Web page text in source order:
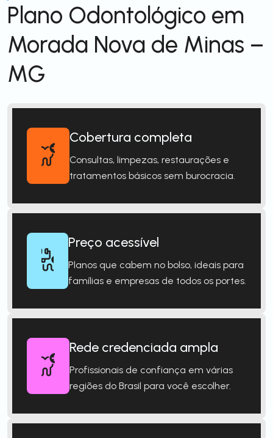
Plano Odontológico em
Morada Nova de Minas –
MG
Cobertura completa
Consultas, limpezas, restaurações e
tratamentos básicos sem burocracia.
Preço acessível
Planos que cabem no bolso, ideais para
famílias e empresas de todos os portes.
Rede credenciada ampla
Profissionais de confiança em várias
regiões do Brasil para você escolher.